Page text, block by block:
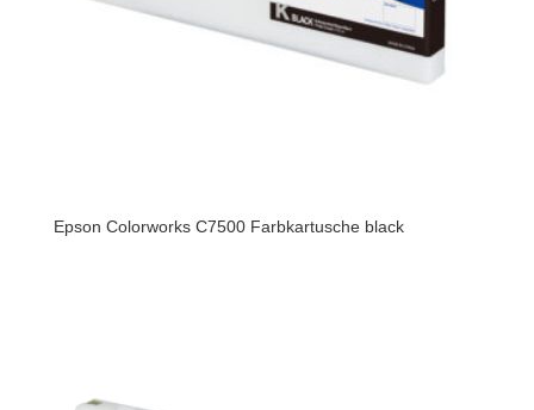
Epson Colorworks C7500 Farbkartusche black